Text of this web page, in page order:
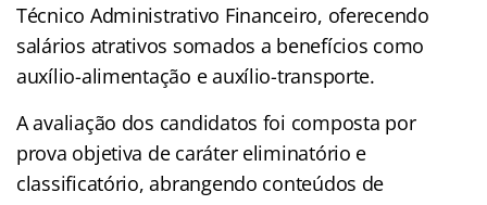
Técnico Administrativo Financeiro, oferecendo
salários atrativos somados a benefícios como
auxílio-alimentação e auxílio-transporte.
A avaliação dos candidatos foi composta por
prova objetiva de caráter eliminatório e
classificatório, abrangendo conteúdos de